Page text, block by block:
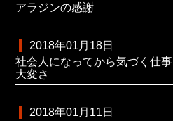
アラジンの感謝
2018年01月18日
社会人になってから気づく仕
大変さ
2018年01月11日